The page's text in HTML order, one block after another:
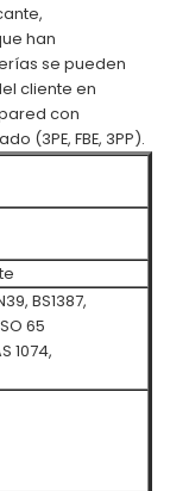
,
han
se pueden
cliente en
con
(3PE, FBE, 3PP).
BS1387,
65
1074,